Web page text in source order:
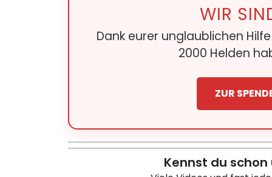
WIR
Dank eurer unglaublichen
2000 Helden
ZUR
Kennst du